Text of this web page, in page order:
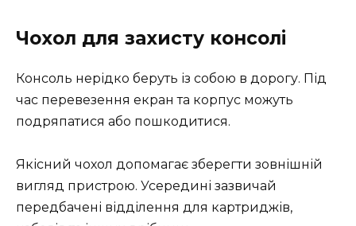
Чохол для захисту консолі
Консоль нерідко беруть із собою в дорогу. Під
час перевезення екран та корпус можуть
подряпатися або пошкодитися.
Якісний чохол допомагає зберегти зовнішній
вигляд пристрою. Усередині зазвичай
передбачені відділення для картриджів,